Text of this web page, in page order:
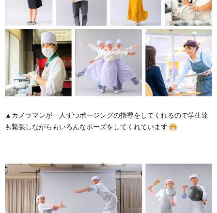
▲カメラマンが一人ずつポージングの指導をしてくれるので学生達
も緊張しながらもいろんなポーズをしてくれています